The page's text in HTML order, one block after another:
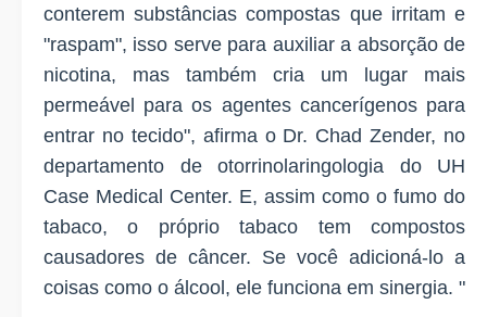
conterem substâncias compostas que irritam e
"raspam", isso serve para auxiliar a absorção de
nicotina, mas também cria um lugar mais
permeável para os agentes cancerígenos para
entrar no tecido", afirma o Dr. Chad Zender, no
departamento de otorrinolaringologia do UH
Case Medical Center. E, assim como o fumo do
tabaco, o próprio tabaco tem compostos
causadores de câncer. Se você adicioná-lo a
coisas como o álcool, ele funciona em sinergia. "